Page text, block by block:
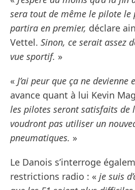
sera tout de même le pilote le
partira en premier, déclare
Vettel. Sinon, ce serait assez
vue sportif. »
« J’ai peur que ça ne devienne
avance quant à lui Kevin
les pilotes seront satisfaits de
voudront pas utiliser un
pneumatiques. »
Le Danois s’interroge
restrictions radio : « je suis